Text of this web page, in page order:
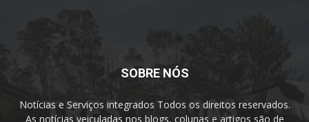
SOBRE NÓS
Notícias e Serviços integrados Todos os direitos reservados.
As notícias veiculadas nos blogs, colunas e artigos são de